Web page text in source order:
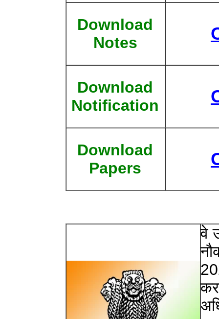
Download
Notes
Download
Notification
Download
Papers
वे